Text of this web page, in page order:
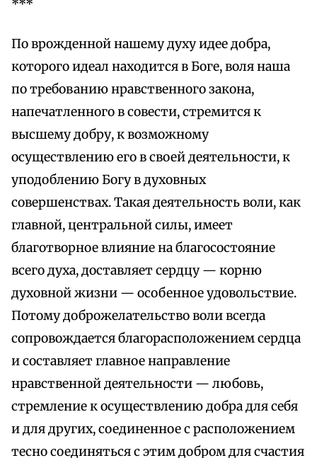
***
По врожденной нашему духу идее добра,
которого идеал находится в Боге, воля наша
по требованию нравственного закона,
напечатленного в совести, стремится к
высшему добру, к возможному
осуществлению его в своей деятельности, к
уподоблению Богу в духовных
совершенствах. Такая деятельность воли, как
главной, центральной силы, имеет
благотворное влияние на благосостояние
всего духа, доставляет сердцу — корню
духовной жизни — особенное удовольствие.
Потому доброжелательство воли всегда
сопровождается благорасположением сердца
и составляет главное направление
нравственной деятельности — любовь,
стремление к осуществлению добра для себя
и для других, соединенное с расположением
тесно соединяться с этим добром для счастия